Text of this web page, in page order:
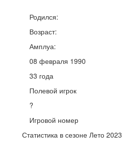
Родился:
Возраст:
Амплуа:
08 февраля 1990
33 года
Полевой игрок
?
Игровой номер
Статистика в сезоне Лето 2023